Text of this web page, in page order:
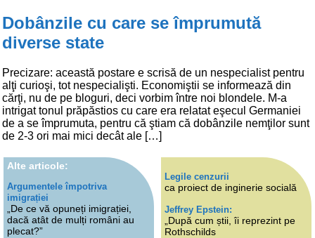
Dobânzile cu care se împrumută
diverse state
Precizare: această postare e scrisă de un nespecialist pentru
alţi curioşi, tot nespecialişti. Economiştii se informează din
cărţi, nu de pe bloguri, deci vorbim între noi blondele. M-a
intrigat tonul prăpăstios cu care era relatat eşecul Germaniei
de a se împrumuta, pentru că ştiam că dobânzile nemţilor sunt
de 2-3 ori mai mici decât ale […]
Alte articole:
Argumentele împotriva
imigrației
„De ce vă opuneți imigrației,
dacă atât de mulți români au
plecat?”
Legile cenzurii
ca proiect de inginerie socială
Jeffrey Epstein:
„După cum știi, îi reprezint pe
Rothschilds